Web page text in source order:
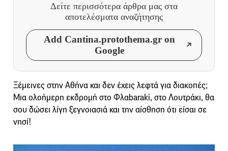
Δείτε περισσότερα άρθρα μας στα
αποτελέσματα αναζήτησης
Add Cantina.protothema.gr on
Google
Ξέμεινες στην Αθήνα και δεν έχεις λεφτά για διακοπές;
Μια ολοήμερη εκδρομή στο Φλαbaraki, στο Λουτράκι, θα
σου δώσει λίγη ξεγνοιασιά και την αίσθηση ότι είσαι σε
νησί!